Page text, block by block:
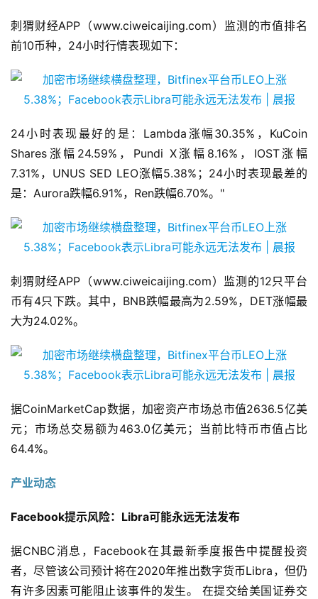
刺猬财经APP（www.ciweicaijing.com）监测的市值排名
前10币种，24小时行情表现如下：
24小时表现最好的是：Lambda涨幅30.35%，KuCoin
Shares涨幅24.59%，Pundi X涨幅8.16%，IOST涨幅
7.31%，UNUS SED LEO涨幅5.38%；24小时表现最差的
是：Aurora跌幅6.91%，Ren跌幅6.70%。"
刺猬财经APP（www.ciweicaijing.com）监测的12只平台
币有4只下跌。其中，BNB跌幅最高为2.59%，DET涨幅最
大为24.02%。
据CoinMarketCap数据，加密资产市场总市值2636.5亿美
元；市场总交易额为463.0亿美元；当前比特币市值占比
64.4%。
产业动态
Facebook提示风险：Libra可能永远无法发布
据CNBC消息，Facebook在其最新季度报告中提醒投资
者，尽管该公司预计将在2020年推出数字货币Libra，但仍
有许多因素可能阻止该事件的发生。 在提交给美国证券交